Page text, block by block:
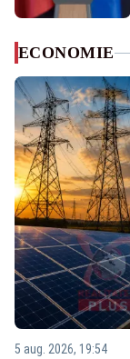
ECONOMIE
5 aug. 2026, 19:54